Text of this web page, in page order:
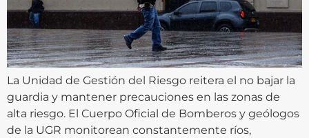
La Unidad de Gestión del Riesgo reitera el no bajar la
guardia y mantener precauciones en las zonas de
alta riesgo. El Cuerpo Oficial de Bomberos y geólogos
de la UGR monitorean constantemente ríos,